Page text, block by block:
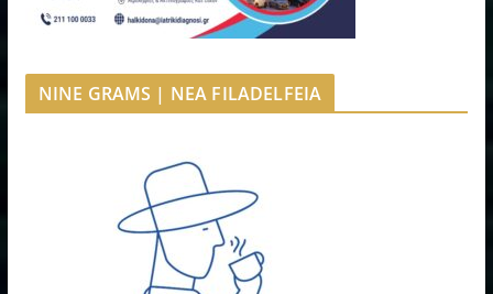
NINE GRAMS | NEA FILADELFEIA